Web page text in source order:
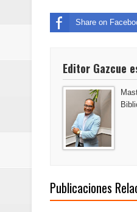
Share on
Editor Gazcue
Publicaciones